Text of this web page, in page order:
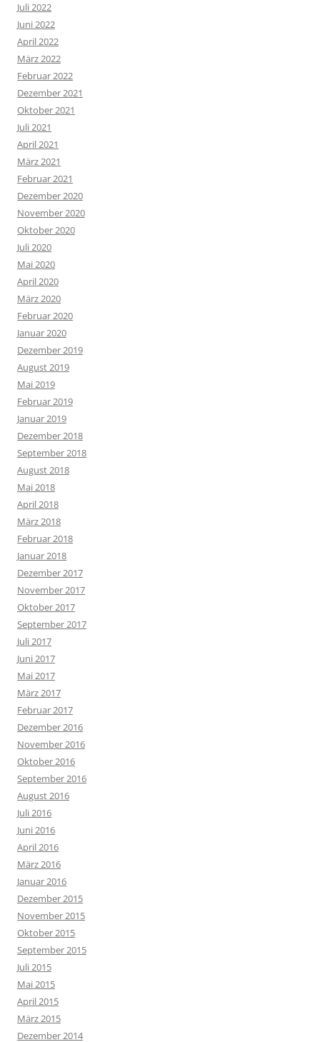
Juli 2022
Juni 2022
April 2022
März 2022
Februar 2022
Dezember 2021
Oktober 2021
Juli 2021
April 2021
März 2021
Februar 2021
Dezember 2020
November 2020
Oktober 2020
Juli 2020
Mai 2020
April 2020
März 2020
Februar 2020
Januar 2020
Dezember 2019
August 2019
Mai 2019
Februar 2019
Januar 2019
Dezember 2018
September 2018
August 2018
Mai 2018
April 2018
März 2018
Februar 2018
Januar 2018
Dezember 2017
November 2017
Oktober 2017
September 2017
Juli 2017
Juni 2017
Mai 2017
März 2017
Februar 2017
Dezember 2016
November 2016
Oktober 2016
September 2016
August 2016
Juli 2016
Juni 2016
April 2016
März 2016
Januar 2016
Dezember 2015
November 2015
Oktober 2015
September 2015
Juli 2015
Mai 2015
April 2015
März 2015
Dezember 2014